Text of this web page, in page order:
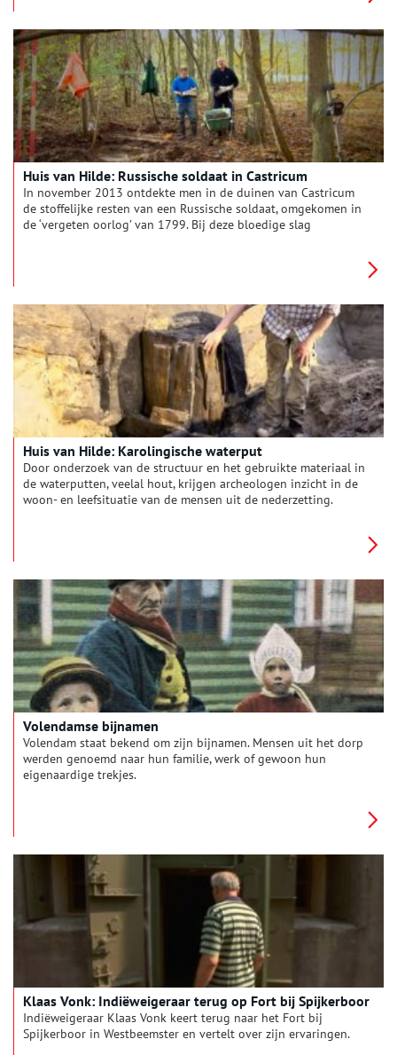
Huis van Hilde: Russische soldaat in Castricum
In november 2013 ontdekte men in de duinen van Castricum
de stoffelijke resten van een Russische soldaat, omgekomen in
de ‘vergeten oorlog’ van 1799. Bij deze bloedige slag
Huis van Hilde: Karolingische waterput
Door onderzoek van de structuur en het gebruikte materiaal in
de waterputten, veelal hout, krijgen archeologen inzicht in de
woon- en leefsituatie van de mensen uit de nederzetting.
Volendamse bijnamen
Volendam staat bekend om zijn bijnamen. Mensen uit het dorp
werden genoemd naar hun familie, werk of gewoon hun
eigenaardige trekjes.
Klaas Vonk: Indiëweigeraar terug op Fort bij Spijkerboor
Indiëweigeraar Klaas Vonk keert terug naar het Fort bij
Spijkerboor in Westbeemster en vertelt over zijn ervaringen.